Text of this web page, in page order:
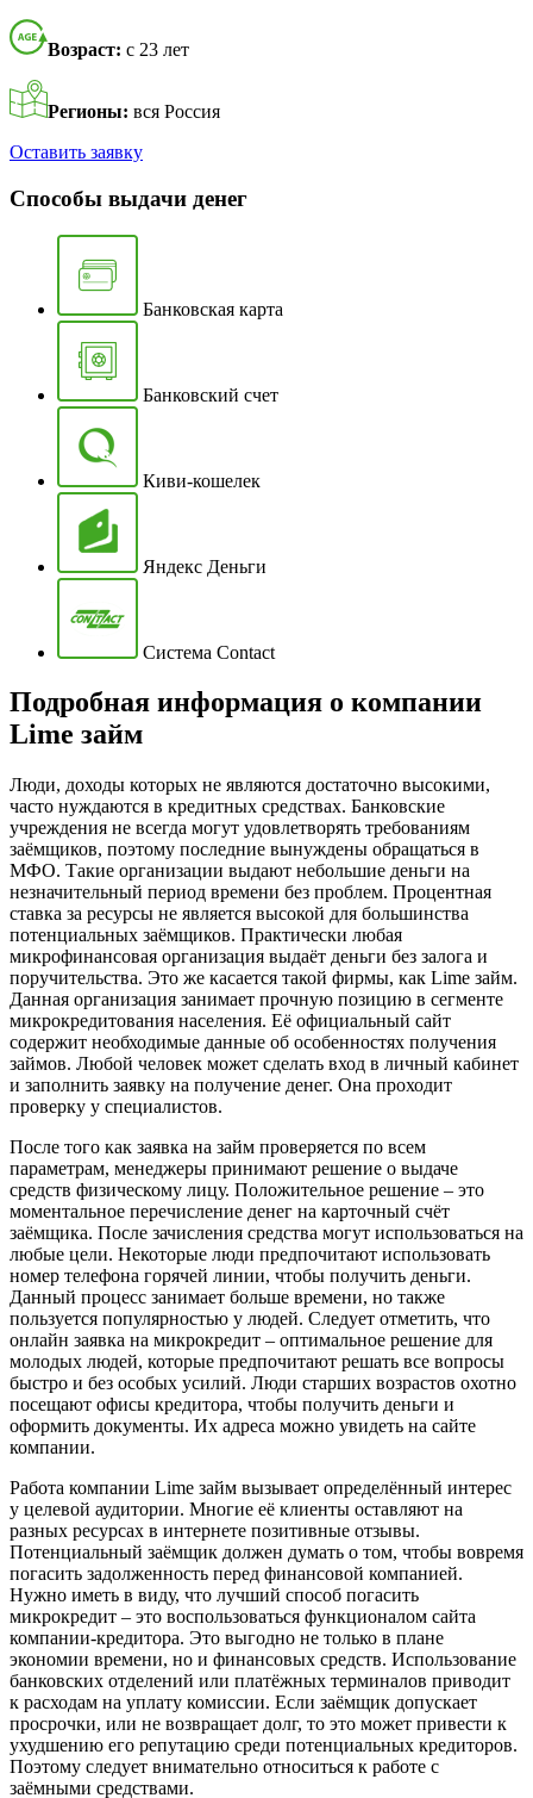
Возраст: с 23 лет
Регионы: вся Россия
Оставить заявку
Способы выдачи денег
Банковская карта
Банковский счет
Киви-кошелек
Яндекс Деньги
Система Contact
Подробная информация о компании
Lime займ
Люди, доходы которых не являются достаточно высокими,
часто нуждаются в кредитных средствах. Банковские
учреждения не всегда могут удовлетворять требованиям
заёмщиков, поэтому последние вынуждены обращаться в
МФО. Такие организации выдают небольшие деньги на
незначительный период времени без проблем. Процентная
ставка за ресурсы не является высокой для большинства
потенциальных заёмщиков. Практически любая
микрофинансовая организация выдаёт деньги без залога и
поручительства. Это же касается такой фирмы, как Lime займ.
Данная организация занимает прочную позицию в сегменте
микрокредитования населения. Её официальный сайт
содержит необходимые данные об особенностях получения
займов. Любой человек может сделать вход в личный кабинет
и заполнить заявку на получение денег. Она проходит
проверку у специалистов.
После того как заявка на займ проверяется по всем
параметрам, менеджеры принимают решение о выдаче
средств физическому лицу. Положительное решение – это
моментальное перечисление денег на карточный счёт
заёмщика. После зачисления средства могут использоваться на
любые цели. Некоторые люди предпочитают использовать
номер телефона горячей линии, чтобы получить деньги.
Данный процесс занимает больше времени, но также
пользуется популярностью у людей. Следует отметить, что
онлайн заявка на микрокредит – оптимальное решение для
молодых людей, которые предпочитают решать все вопросы
быстро и без особых усилий. Люди старших возрастов охотно
посещают офисы кредитора, чтобы получить деньги и
оформить документы. Их адреса можно увидеть на сайте
компании.
Работа компании Lime займ вызывает определённый интерес
у целевой аудитории. Многие её клиенты оставляют на
разных ресурсах в интернете позитивные отзывы.
Потенциальный заёмщик должен думать о том, чтобы вовремя
погасить задолженность перед финансовой компанией.
Нужно иметь в виду, что лучший способ погасить
микрокредит – это воспользоваться функционалом сайта
компании-кредитора. Это выгодно не только в плане
экономии времени, но и финансовых средств. Использование
банковских отделений или платёжных терминалов приводит
к расходам на уплату комиссии. Если заёмщик допускает
просрочки, или не возвращает долг, то это может привести к
ухудшению его репутацию среди потенциальных кредиторов.
Поэтому следует внимательно относиться к работе с
заёмными средствами.